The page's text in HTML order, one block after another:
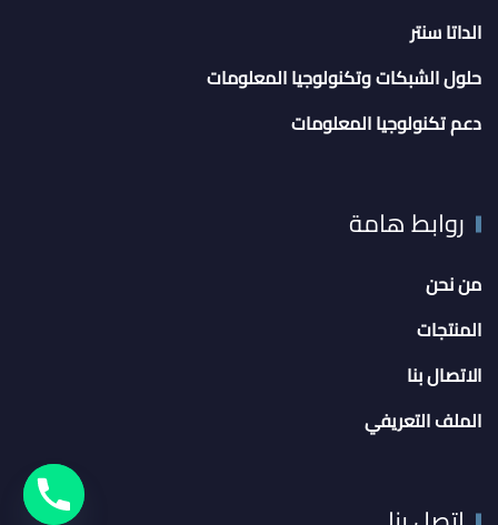
الداتا سنتر
حلول الشبكات وتكنولوجيا المعلومات
دعم تكنولوجيا المعلومات
روابط هامة
من نحن
المنتجات
الاتصال بنا
الملف التعريفي